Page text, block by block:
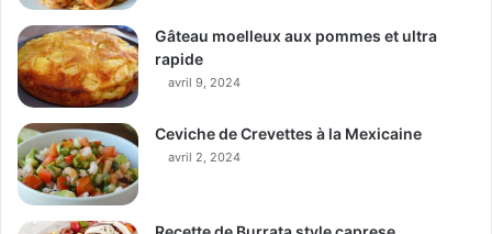
Gâteau moelleux aux pommes et ultra
rapide
avril 9, 2024
Ceviche de Crevettes à la Mexicaine
avril 2, 2024